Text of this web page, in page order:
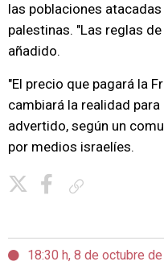
las poblaciones
palestinas. "Las reglas
añadido.
"El precio que pagará la
cambiará la realidad
advertido, según un
por medios israelíes.
18:30 h, 8 de octubre